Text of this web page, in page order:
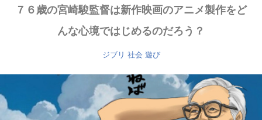
７６歳の宮崎駿監督は新作映画のアニメ製作をど
んな心境ではじめるのだろう？
ジブリ 社会 遊び